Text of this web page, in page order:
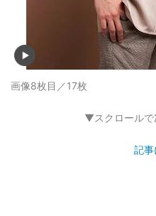
画像8枚目／17枚
▼スクロール
記事